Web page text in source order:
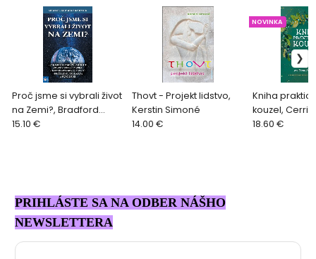
Proč jsme si vybrali život
na Zemi?, Bradford
Michael Edward
15.10 €
Thovt - Projekt lidstvo,
Kerstin Simoné
14.00 €
Kniha
kouzel,
Greenleaf
NOVINKA
18.60 €
PRIHLÁSTE SA NA ODBER NÁŠHO
NEWSLETTERA